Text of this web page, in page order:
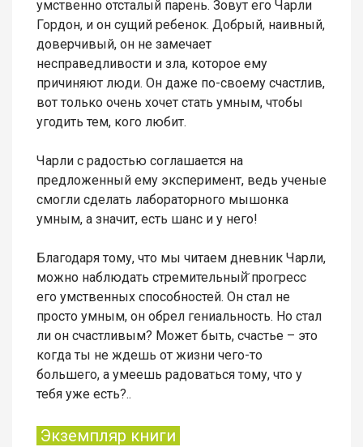
умственно отсталый парень. Зовут его Чарли
Гордон, и он сущий ребенок. Добрый, наивный,
доверчивый, он не замечает
несправедливости и зла, которое ему
причиняют люди. Он даже по-своему счастлив,
вот только очень хочет стать умным, чтобы
угодить тем, кого любит.
Чарли с радостью соглашается на
предложенный ему эксперимент, ведь ученые
смогли сделать лабораторного мышонка
умным, а значит, есть шанс и у него!
Благодаря тому, что мы читаем дневник Чарли,
можно наблюдать стремительный̆ прогресс
его умственных способностей. Он стал не
просто умным, он обрел гениальность. Но стал
ли он счастливым? Может быть, счастье – это
когда ты не ждешь от жизни чего-то
большего, а умеешь радоваться тому, что у
тебя уже есть?..
Экземпляр книги